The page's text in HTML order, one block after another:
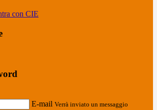
con CIE
E-mail Verrà inviato un messaggio